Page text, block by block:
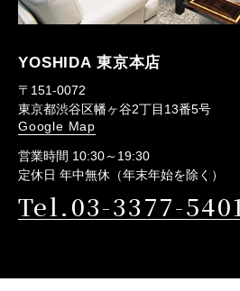
YOSHIDA 東京本店
〒151-0072
東京都渋谷区幡ヶ谷2丁目13番5号
Google Map
営業時間 10:30～19:30
定休日 年中無休（年末年始を除く）
Tel.03-3377-